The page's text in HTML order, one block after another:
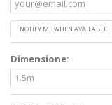
NOTIFY ME WHEN AVAILABLE
Dimensione: